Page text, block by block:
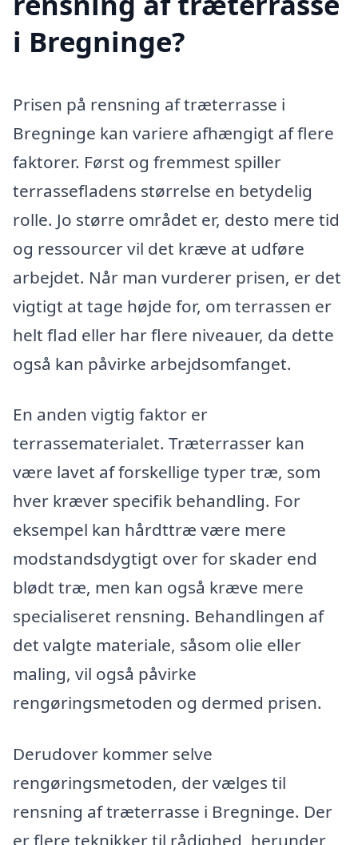
i Bregninge?
Prisen på rensning af træterrasse i
Bregninge kan variere afhængigt af flere
faktorer. Først og fremmest spiller
terrassefladens størrelse en betydelig
rolle. Jo større området er, desto mere tid
og ressourcer vil det kræve at udføre
arbejdet. Når man vurderer prisen, er det
vigtigt at tage højde for, om terrassen er
helt flad eller har flere niveauer, da dette
også kan påvirke arbejdsomfanget.
En anden vigtig faktor er
terrassematerialet. Træterrasser kan
være lavet af forskellige typer træ, som
hver kræver specifik behandling. For
eksempel kan hårdttræ være mere
modstandsdygtigt over for skader end
blødt træ, men kan også kræve mere
specialiseret rensning. Behandlingen af
det valgte materiale, såsom olie eller
maling, vil også påvirke
rengøringsmetoden og dermed prisen.
Derudover kommer selve
rengøringsmetoden, der vælges til
rensning af træterrasse i Bregninge. Der
er flere teknikker til rådighed, herunder